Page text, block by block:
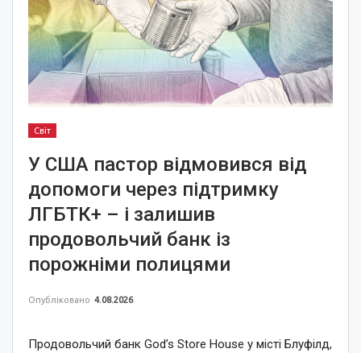
Світ
У США пастор відмовився від
допомоги через підтримку
ЛГБТК+ – і залишив
продовольчий банк із
порожніми полицями
Опубліковано 4.08.2026
Продовольчий банк God’s Store House у місті Блуфілд,